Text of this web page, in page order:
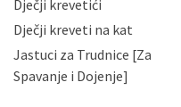
zatražiti prestanak
podataka. Opoziv
gore navedenu
Dječji krevetići
Dječji kreveti na kat
Jastuci za Trudnice [Za
Spavanje i Dojenje]